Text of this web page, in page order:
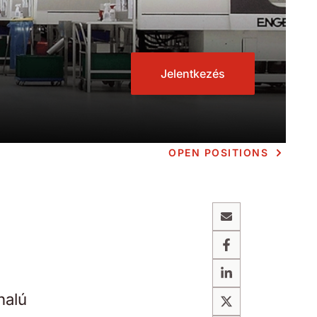
Jelentkezés
OPEN POSITIONS
Email
Facebook
LinkedIn
X